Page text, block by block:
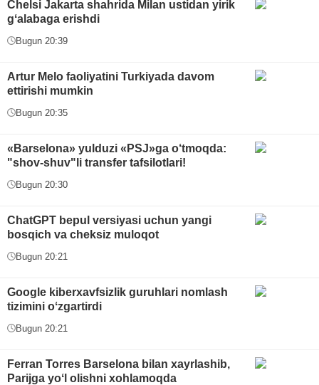
Chelsi Jakarta shahrida Milan ustidan yirik
gʻalabaga erishdi
Bugun 20:39
Artur Melo faoliyatini Turkiyada davom
ettirishi mumkin
Bugun 20:35
«Barselona» yulduzi «PSJ»ga o‘tmoqda:
"shov-shuv"li transfer tafsilotlari!
Bugun 20:30
ChatGPT bepul versiyasi uchun yangi
bosqich va cheksiz muloqot
Bugun 20:21
Google kiberxavfsizlik guruhlari nomlash
tizimini oʻzgartirdi
Bugun 20:21
Ferran Torres Barselona bilan xayrlashib,
Parijga yoʻl olishni xohlamoqda